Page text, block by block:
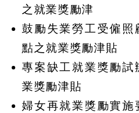
之就業獎勵津
鼓勵失業勞工受僱照
點之就業獎勵津貼
專案缺工就業獎勵試
業獎勵津貼
婦女再就業獎勵實施